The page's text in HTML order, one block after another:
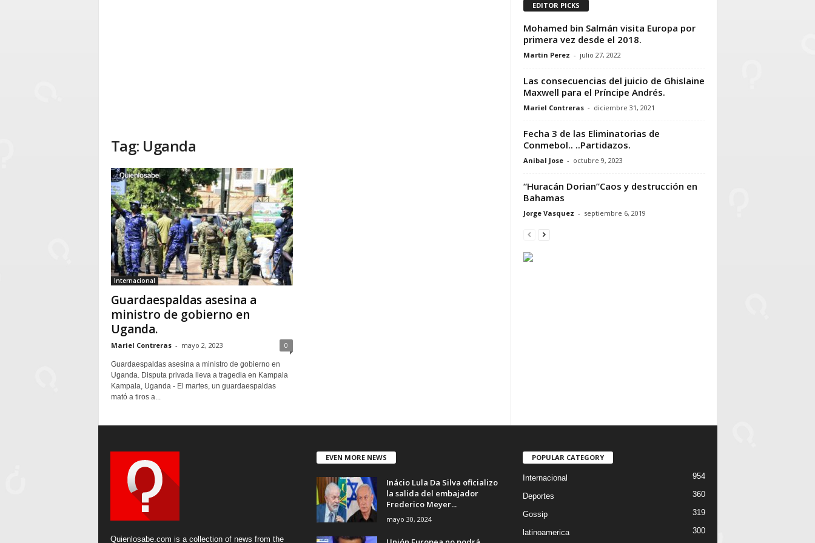
Tag: Uganda
Internacional
Guardaespaldas asesina a
ministro de gobierno en
Uganda.
Mariel Contreras - mayo 2, 2023 0
Guardaespaldas asesina a ministro de gobierno en
Uganda. Disputa privada lleva a tragedia en Kampala
Kampala, Uganda - El martes, un guardaespaldas
mató a tiros a...
EDITOR PICKS
Mohamed bin Salmán visita Europa por
primera vez desde el 2018.
Martin Perez - julio 27, 2022
Las consecuencias del juicio de Ghislaine
Maxwell para el Príncipe Andrés.
Mariel Contreras - diciembre 31, 2021
Fecha 3 de las Eliminatorias de
Conmebol.. ..Partidazos.
Anibal Jose - octubre 9, 2023
“Huracán Dorian”Caos y destrucción en
Bahamas
Jorge Vasquez - septiembre 6, 2019
Quienlosabe.com is a collection of news from the
EVEN MORE NEWS
Inácio Lula Da Silva oficializo
la salida del embajador
Frederico Meyer...
mayo 30, 2024
POPULAR CATEGORY
Internacional 954
Deportes 360
Gossip 319
latinoamerica 300